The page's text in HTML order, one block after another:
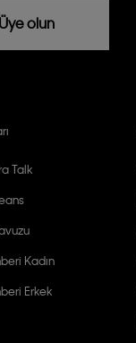
Üye olun
Talk
Kadın
Erkek